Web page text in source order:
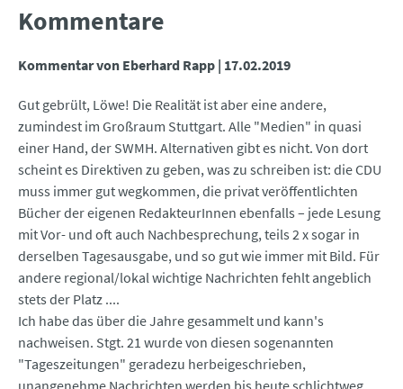
Kommentare
Kommentar von Eberhard Rapp | 17.02.2019
Gut gebrült, Löwe! Die Realität ist aber eine andere,
zumindest im Großraum Stuttgart. Alle "Medien" in quasi
einer Hand, der SWMH. Alternativen gibt es nicht. Von dort
scheint es Direktiven zu geben, was zu schreiben ist: die CDU
muss immer gut wegkommen, die privat veröffentlichten
Bücher der eigenen RedakteurInnen ebenfalls – jede Lesung
mit Vor- und oft auch Nachbesprechung, teils 2 x sogar in
derselben Tagesausgabe, und so gut wie immer mit Bild. Für
andere regional/lokal wichtige Nachrichten fehlt angeblich
stets der Platz ....
Ich habe das über die Jahre gesammelt und kann's
nachweisen. Stgt. 21 wurde von diesen sogenannten
"Tageszeitungen" geradezu herbeigeschrieben,